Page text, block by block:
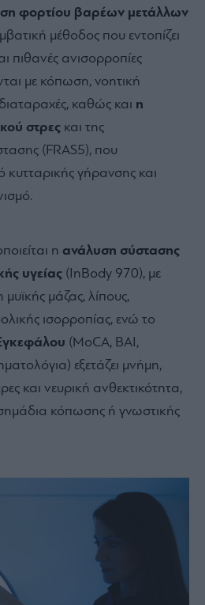
φορτίου βαρέων μετάλλων
μέθοδος που εντοπίζει
πιθανές ανισορροπίες
με κόπωση, νοητική
καθώς και η
στρες και της
(FRAS5), που
γήρανσης και
η ανάλυση σύστασης
υγείας (InBody 970), με
μάζας, λίπους,
ισορροπίας, ενώ το
(MoCA, BAI,
εξετάζει μνήμη,
και νευρική ανθεκτικότητα,
κόπωσης ή γνωστικής